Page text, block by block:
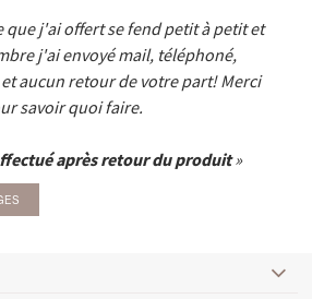
que j'ai offert se fend petit à petit et
j'ai envoyé mail, téléphoné,
aucun retour de votre part! Merci
savoir quoi faire.
après retour du produit